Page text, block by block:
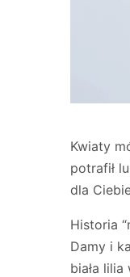
Kwiaty
potrafił
dla
Historia
Damy i
biała